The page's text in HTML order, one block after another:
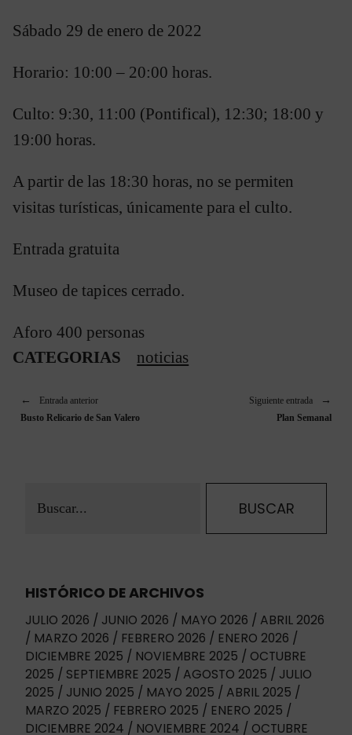
Sábado 29 de enero de 2022
Horario: 10:00 – 20:00 horas.
Culto: 9:30, 11:00 (Pontifical), 12:30; 18:00 y
19:00 horas.
A partir de las 18:30 horas, no se permiten
visitas turísticas, únicamente para el culto.
Entrada gratuita
Museo de tapices cerrado.
Aforo 400 personas
CATEGORIAS
noticias
Entrada anterior
Busto Relicario de San Valero
Siguiente entrada
Plan Semanal
HISTÓRICO DE ARCHIVOS
JULIO 2026 JUNIO 2026 MAYO 2026
ABRIL 2026
MARZO 2026
FEBRERO 2026
ENERO 2026
DICIEMBRE 2025
NOVIEMBRE 2025
OCTUBRE
2025
SEPTIEMBRE 2025 AGOSTO 2025
JULIO
2025
JUNIO 2025 MAYO 2025
ABRIL 2025
MARZO 2025
FEBRERO 2025
ENERO 2025
DICIEMBRE 2024
NOVIEMBRE 2024
OCTUBRE